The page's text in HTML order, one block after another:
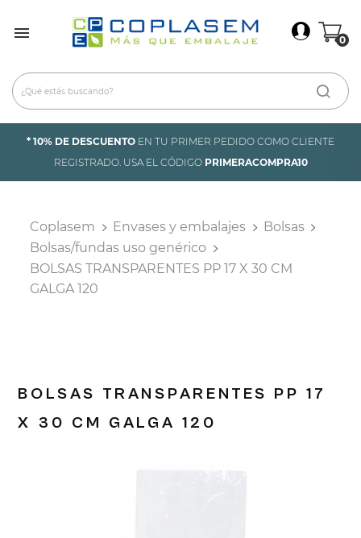
 0
* 10% DE DESCUENTO EN TU PRIMER PEDIDO COMO CLIENTE
REGISTRADO. USA EL CÓDIGO PRIMERACOMPRA10
Coplasem Envases y embalajes
Bolsas
Bolsas/fundas uso genérico
BOLSAS TRANSPARENTES PP 17 X 30 CM
GALGA 120
BOLSAS TRANSPARENTES PP 17
X 30 CM GALGA 120
Iniciar Sesión ×
Cancelar Iniciar sesión